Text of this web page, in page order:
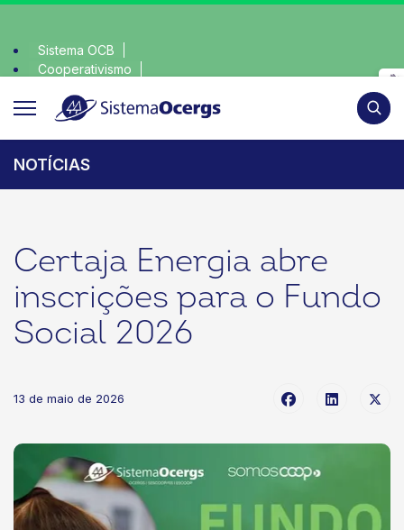
Sistema OCB
Cooperativismo
NOTÍCIAS
Certaja Energia abre
inscrições para o Fundo
Social 2026
13 de maio de 2026